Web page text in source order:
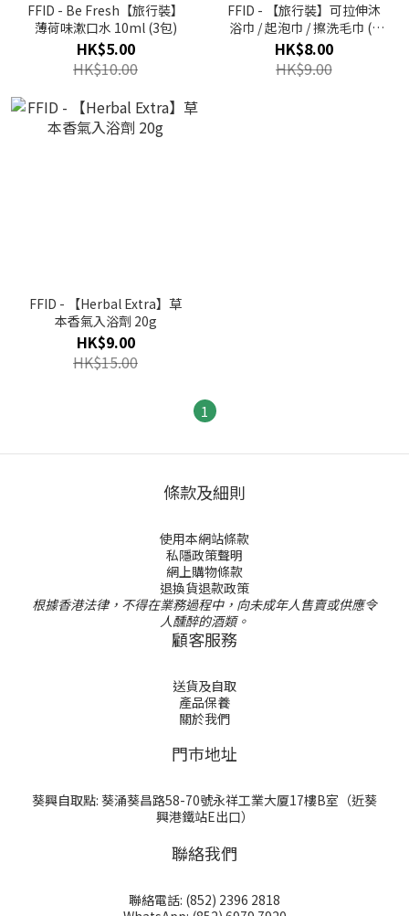
FFID - Be Fresh【旅行裝】
薄荷味漱口水 10ml (3包)
HK$5.00
HK$10.00
FFID - 【旅行裝】可拉伸沐
浴巾 / 起泡巾 / 擦洗毛巾 (1
條)(平行進口)
HK$8.00
HK$9.00
FFID - 【Herbal Extra】草
本香氣入浴劑 20g
HK$9.00
HK$15.00
1
條款及細則
使用本網站條款
私隱政策聲明
網上購物條款
退換貨退款政策
根據香港法律，不得在業務過程中，向未成年人售賣或供應令
人醺醉的酒類。
顧客服務
送貨及自取
產品保養
關於我們
門巿地址
葵興自取點: 葵涌葵昌路58-70號永祥工業大厦17樓B室（近葵
興港鐵站E出口）
聯絡我們
聯絡電話: (852) 2396 2818